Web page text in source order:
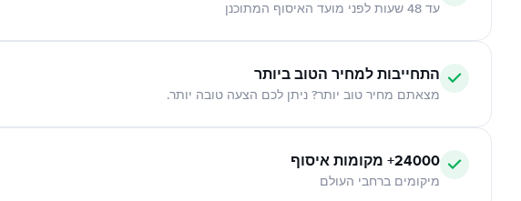
עד 48 שעות לפני מועד האיסוף המתוכנן
התחייבות למחיר הטוב ביותר
מצאתם מחיר טוב יותר? ניתן לכם הצעה טובה יותר.
24000+ מקומות איסוף
מיקומים ברחבי העולם